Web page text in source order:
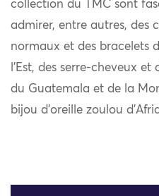
collection du TMC sont
admirer, entre autres, des
normaux et des bracelets
l’Est, des serre-cheveux
du Guatemala et de la
bijou d’oreille zoulou